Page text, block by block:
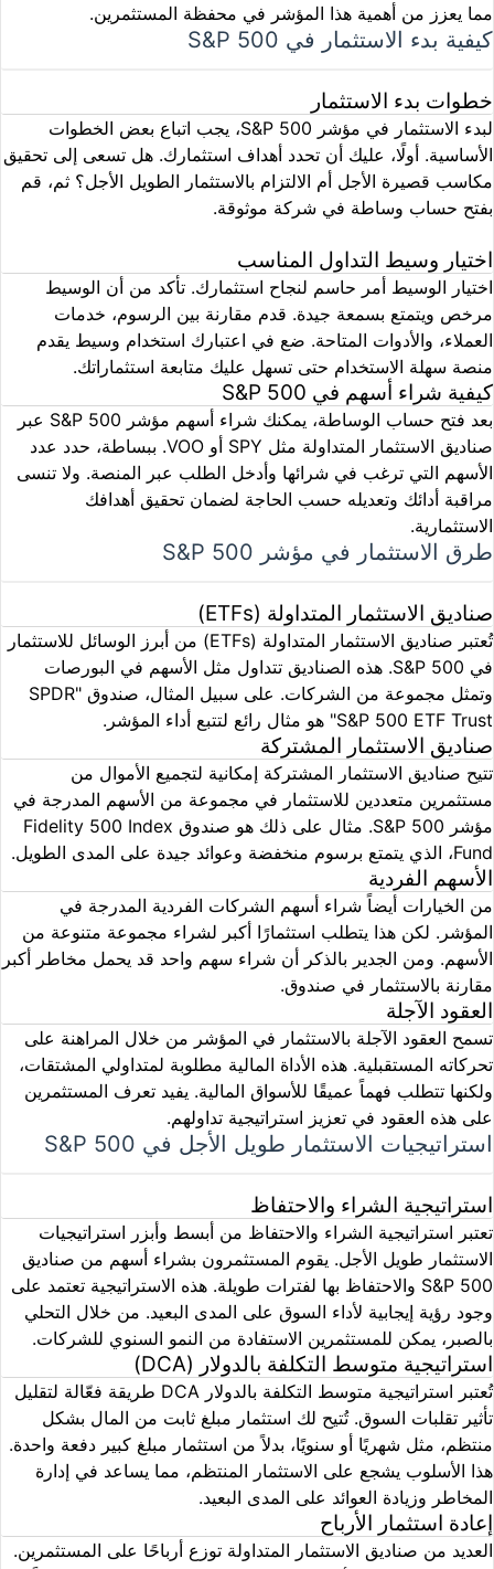
مما يعزز من أهمية هذا المؤشر في محفظة المستثمرين.
كيفية بدء الاستثمار في S&P 500
خطوات بدء الاستثمار
لبدء الاستثمار في مؤشر S&P 500، يجب اتباع بعض الخطوات
الأساسية. أولًا، عليك أن تحدد أهداف استثمارك. هل تسعى إلى تحقيق
مكاسب قصيرة الأجل أم الالتزام بالاستثمار الطويل الأجل؟ ثم، قم
بفتح حساب وساطة في شركة موثوقة.
اختيار وسيط التداول المناسب
اختيار الوسيط أمر حاسم لنجاح استثمارك. تأكد من أن الوسيط
مرخص ويتمتع بسمعة جيدة. قدم مقارنة بين الرسوم، خدمات
العملاء، والأدوات المتاحة. ضع في اعتبارك استخدام وسيط يقدم
منصة سهلة الاستخدام حتى تسهل عليك متابعة استثماراتك.
كيفية شراء أسهم في S&P 500
بعد فتح حساب الوساطة، يمكنك شراء أسهم مؤشر S&P 500 عبر
صناديق الاستثمار المتداولة مثل SPY أو VOO. ببساطة، حدد عدد
الأسهم التي ترغب في شرائها وأدخل الطلب عبر المنصة. ولا تنسى
مراقبة أدائك وتعديله حسب الحاجة لضمان تحقيق أهدافك
الاستثمارية.
طرق الاستثمار في مؤشر S&P 500
صناديق الاستثمار المتداولة (ETFs)
تُعتبر صناديق الاستثمار المتداولة (ETFs) من أبرز الوسائل للاستثمار
في S&P 500. هذه الصناديق تتداول مثل الأسهم في البورصات
وتمثل مجموعة من الشركات. على سبيل المثال، صندوق "SPDR
S&P 500 ETF Trust" هو مثال رائع لتتبع أداء المؤشر.
صناديق الاستثمار المشتركة
تتيح صناديق الاستثمار المشتركة إمكانية لتجميع الأموال من
مستثمرين متعددين للاستثمار في مجموعة من الأسهم المدرجة في
مؤشر S&P 500. مثال على ذلك هو صندوق Fidelity 500 Index
Fund، الذي يتمتع برسوم منخفضة وعوائد جيدة على المدى الطويل.
الأسهم الفردية
من الخيارات أيضاً شراء أسهم الشركات الفردية المدرجة في
المؤشر. لكن هذا يتطلب استثمارًا أكبر لشراء مجموعة متنوعة من
الأسهم. ومن الجدير بالذكر أن شراء سهم واحد قد يحمل مخاطر أكبر
مقارنة بالاستثمار في صندوق.
العقود الآجلة
تسمح العقود الآجلة بالاستثمار في المؤشر من خلال المراهنة على
تحركاته المستقبلية. هذه الأداة المالية مطلوبة لمتداولي المشتقات،
ولكنها تتطلب فهماً عميقًا للأسواق المالية. يفيد تعرف المستثمرين
على هذه العقود في تعزيز استراتيجية تداولهم.
استراتيجيات الاستثمار طويل الأجل في S&P 500
استراتيجية الشراء والاحتفاظ
تعتبر استراتيجية الشراء والاحتفاظ من أبسط وأبزر استراتيجيات
الاستثمار طويل الأجل. يقوم المستثمرون بشراء أسهم من صناديق
S&P 500 والاحتفاظ بها لفترات طويلة. هذه الاستراتيجية تعتمد على
وجود رؤية إيجابية لأداء السوق على المدى البعيد. من خلال التحلي
بالصبر، يمكن للمستثمرين الاستفادة من النمو السنوي للشركات.
استراتيجية متوسط التكلفة بالدولار (DCA)
تُعتبر استراتيجية متوسط التكلفة بالدولار DCA طريقة فعّالة لتقليل
تأثير تقلبات السوق. تُتيح لك استثمار مبلغ ثابت من المال بشكل
منتظم، مثل شهريًا أو سنويًا، بدلاً من استثمار مبلغ كبير دفعة واحدة.
هذا الأسلوب يشجع على الاستثمار المنتظم، مما يساعد في إدارة
المخاطر وزيادة العوائد على المدى البعيد.
إعادة استثمار الأرباح
العديد من صناديق الاستثمار المتداولة توزع أرباحًا على المستثمرين.